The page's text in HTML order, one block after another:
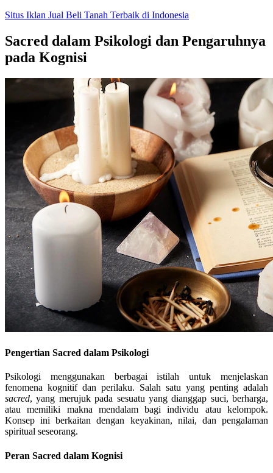
Skip
content
Situs Iklan Jual Beli Tanah Terbaik di Indonesia
Sacred dalam Psikologi dan Pengaruhnya
pada Kognisi
Pengertian Sacred dalam Psikologi
Psikologi menggunakan berbagai istilah untuk menjelaskan
fenomena kognitif dan perilaku. Salah satu yang penting adalah
sacred, yang merujuk pada sesuatu yang dianggap suci, berharga,
atau memiliki makna mendalam bagi individu atau kelompok.
Konsep ini berkaitan dengan keyakinan, nilai, dan pengalaman
spiritual seseorang.
Peran Sacred dalam Kognisi